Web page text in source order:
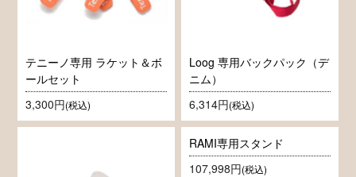
テニーノ専用 ラケット＆ボ
ールセット
3,300円(税込)
Loog 専用バックパック（デ
ニム）
6,314円(税込)
RAMI専用スタンド
107,998円(税込)